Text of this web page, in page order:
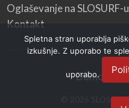
Oglaševanje na SLOSURF-u
Kontakt
Domov
SLOSURF
Spletna stran uporablja
izkušnje. Z uporabo te
uporabo.